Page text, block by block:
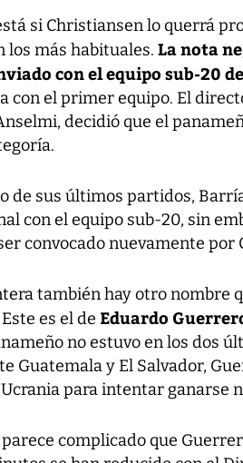
si Christiansen lo querrá
los más habituales. La nota
con el equipo sub-20
con el primer equipo. El
decidió que el
de sus últimos partidos,
con el equipo sub-20, sin
convocado nuevamente por
también hay otro nombre
es el de Eduardo
no estuvo en los dos
Guatemala y El Salvador,
para intentar ganarse
complicado que